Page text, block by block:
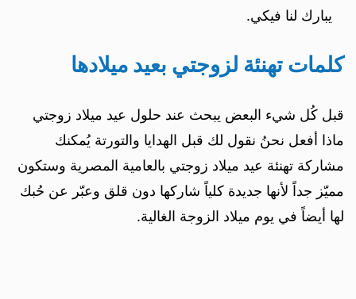
يبارك لنا فيكي.
كلمات تهنئة لزوجتي بعيد ميلادها
قبل كُل شيء البعض يبحث عند حلول عيد ميلاد زوجتي
ماذا أفعل نحنُ نقول لك قبل الهدايا والتورتة يُمكنك
مشاركة تهنئة عيد ميلاد زوجتي بالعامية المصرية وستكون
مميّز جداً لأنها جديدة كلياً شاركها دون قلق وعبّر عن حُبك
لها أيضاً في يوم ميلاد الزوجة الغالية.